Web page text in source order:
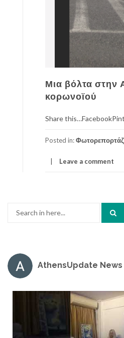
Μια βόλτα στην
κορωνοϊού
Share
Posted in:Φωτορεπορτάζ
Leave a comment
AthensUpdate News